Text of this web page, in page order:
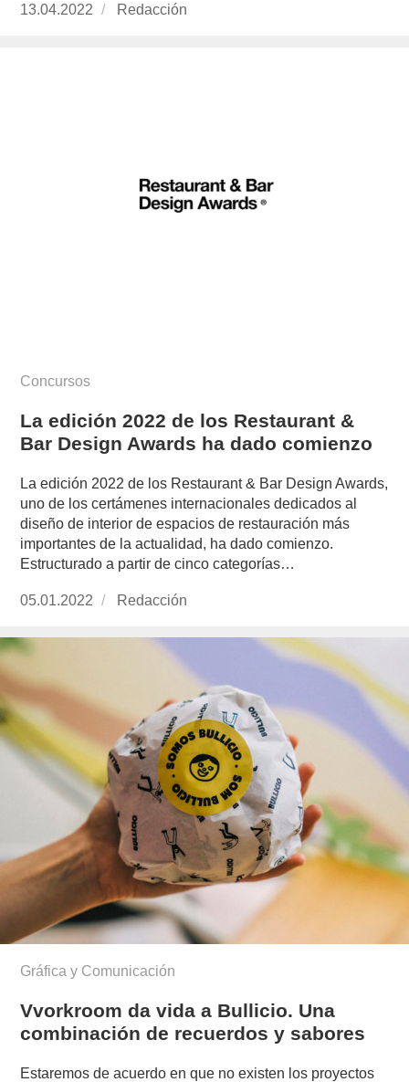
Publicado
13.04.2022 https://www.experimenta.es/author/redaccion/
Redacción
Concursos
La edición 2022 de los Restaurant &
Bar Design Awards ha dado comienzo
La edición 2022 de los Restaurant & Bar Design Awards,
uno de los certámenes internacionales dedicados al
diseño de interior de espacios de restauración más
importantes de la actualidad, ha dado comienzo.
Estructurado a partir de cinco categorías…
Publicado
05.01.2022 https://www.experimenta.es/author/redaccion/
Redacción
Gráfica y Comunicación
Vvorkroom da vida a Bullicio. Una
combinación de recuerdos y sabores
Estaremos de acuerdo en que no existen los proyectos